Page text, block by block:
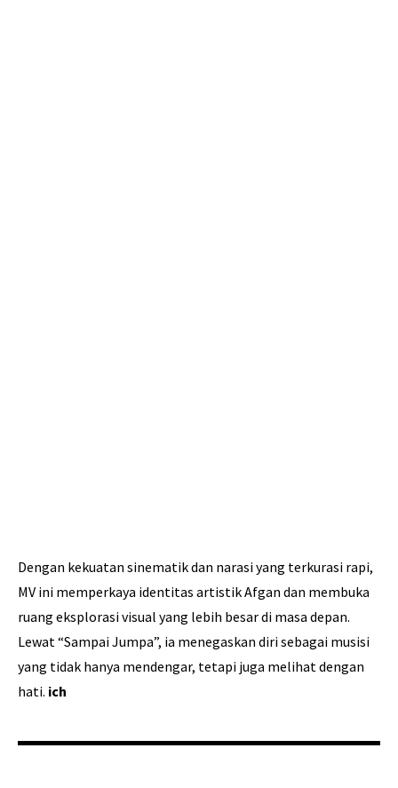
Dengan kekuatan sinematik dan narasi yang terkurasi rapi,
MV ini memperkaya identitas artistik Afgan dan membuka
ruang eksplorasi visual yang lebih besar di masa depan.
Lewat “Sampai Jumpa”, ia menegaskan diri sebagai musisi
yang tidak hanya mendengar, tetapi juga melihat dengan
hati. ich